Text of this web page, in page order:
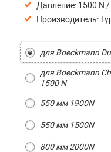
Давление: 1500 N
Производитель:
для Boeckmann
для Boeckmann
1500 N
550 мм 1900N
550 мм 1500N
800 мм 2000N